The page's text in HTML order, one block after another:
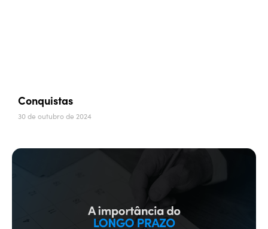
Conquistas
30 de outubro de 2024